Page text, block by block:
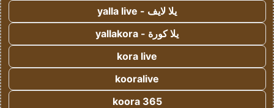
يلا لايف - yalla live
يلا كورة - yallakora
kora live
kooralive
koora 365